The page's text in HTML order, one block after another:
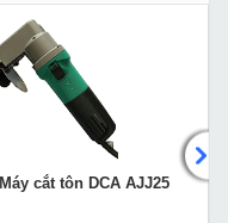
Máy cắt tôn DCA AJJ25